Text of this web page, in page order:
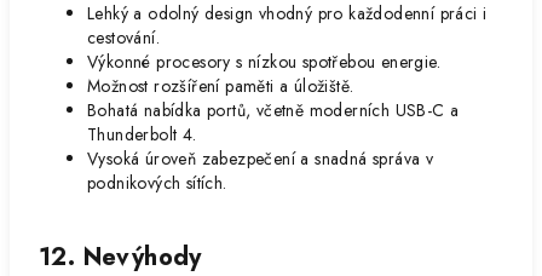
Lehký a odolný design vhodný pro každodenní práci i
cestování.
Výkonné procesory s nízkou spotřebou energie.
Možnost rozšíření paměti a úložiště.
Bohatá nabídka portů, včetně moderních USB-C a
Thunderbolt 4.
Vysoká úroveň zabezpečení a snadná správa v
podnikových sítích.
12. Nevýhody